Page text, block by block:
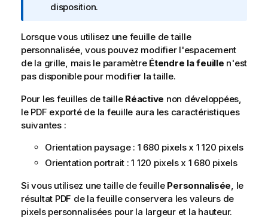
o
m
a
t
i
n
s
disposition.
Lorsque vous utilisez une feuille de taille
personnalisée, vous pouvez modifier l'espacement
de la grille, mais le paramètre Étendre la feuille n'est
pas disponible pour modifier la taille.
Pour les feuilles de taille Réactive non développées,
le PDF exporté de la feuille aura les caractéristiques
suivantes :
Orientation paysage : 1 680 pixels x 1 120 pixels
Orientation portrait : 1 120 pixels x 1 680 pixels
Si vous utilisez une taille de feuille Personnalisée , le
résultat PDF de la feuille conservera les valeurs de
pixels personnalisées pour la largeur et la hauteur.